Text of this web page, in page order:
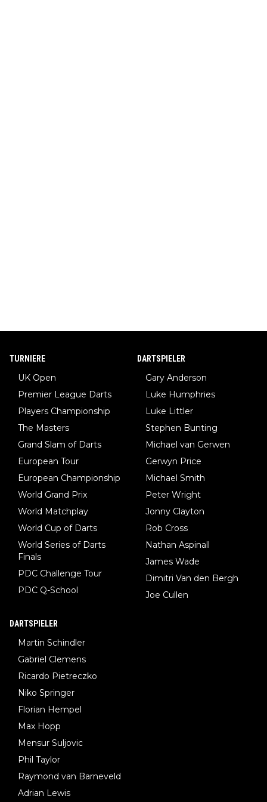
TURNIERE
UK Open
Premier League Darts
Players Championship
The Masters
Grand Slam of Darts
European Tour
European Championship
World Grand Prix
World Matchplay
World Cup of Darts
World Series of Darts
Finals
PDC Challenge Tour
PDC Q-School
DARTSPIELER
Gary Anderson
Luke Humphries
Luke Littler
Stephen Bunting
Michael van Gerwen
Gerwyn Price
Michael Smith
Peter Wright
Jonny Clayton
Rob Cross
Nathan Aspinall
James Wade
Dimitri Van den Bergh
Joe Cullen
DARTSPIELER
Martin Schindler
Gabriel Clemens
Ricardo Pietreczko
Niko Springer
Florian Hempel
Max Hopp
Mensur Suljovic
Phil Taylor
Raymond van Barneveld
Adrian Lewis